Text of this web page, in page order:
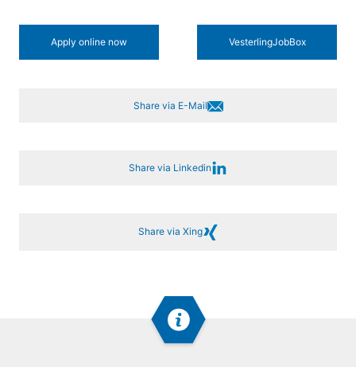
Apply online now Vesterling­JobBox
Share via E-Mail
Share via Linkedin
Share via Xing